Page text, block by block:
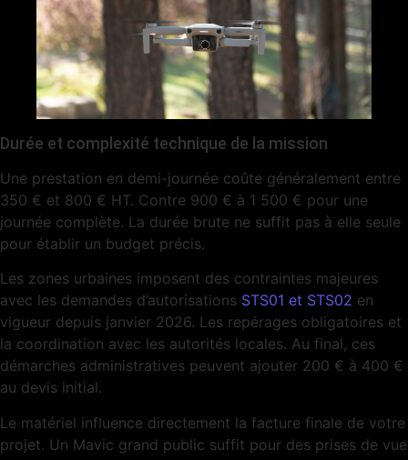
Durée et complexité technique de la mission
Une prestation en demi-journée coûte généralement entre
350 € et 800 € HT. Contre 900 € à 1 500 € pour une
journée complète. La durée brute ne suffit pas à elle seule
pour établir un budget précis.
Les zones urbaines imposent des contraintes majeures
avec les demandes d’autorisations STS01 et STS02 en
vigueur depuis janvier 2026. Les repérages obligatoires et
la coordination avec les autorités locales. Au final, ces
démarches administratives peuvent ajouter 200 € à 400 €
au devis initial.
Le matériel influence directement la facture finale de votre
projet. Un Mavic grand public suffit pour des prises de vue